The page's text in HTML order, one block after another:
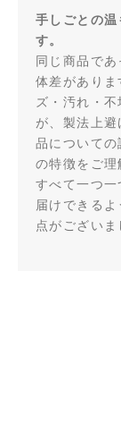
手しごとの
す。
同じ商品で
体差があり
ズ・汚れ・
が、製法上
品について
の特徴をご
すべて一つ
届けできる
点がござい